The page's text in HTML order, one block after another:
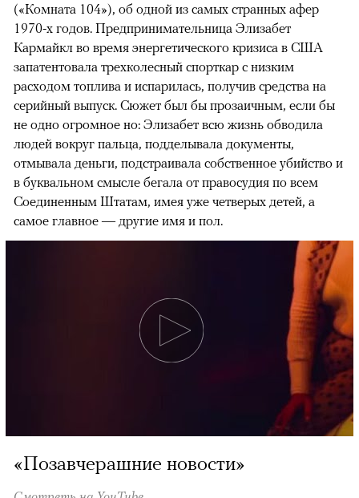
(«Комната 104»), об одной из самых странных афер
1970-х годов. Предпринимательница Элизабет
Кармайкл во время энергетического кризиса в США
запатентовала трехколесный спорткар с низким
расходом топлива и испарилась, получив средства на
серийный выпуск. Сюжет был бы прозаичным, если бы
не одно огромное но: Элизабет всю жизнь обводила
людей вокруг пальца, подделывала документы,
отмывала деньги, подстраивала собственное убийство и
в буквальном смысле бегала от правосудия по всем
Соединенным Штатам, имея уже четверых детей, а
самое главное — другие имя и пол.
«Позавчерашние новости»